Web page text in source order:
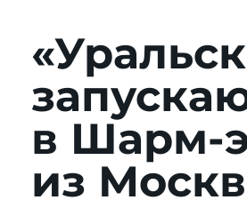
в Шарм-
из